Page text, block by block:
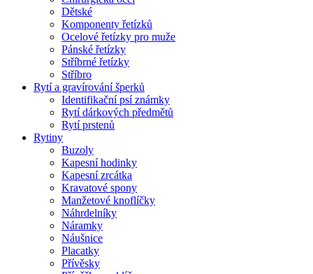
Dětské
Komponenty řetízků
Ocelové řetízky pro muže
Pánské řetízky
Stříbrné řetízky
Stříbro
Rytí a gravírování šperků
Identifikační psí známky
Rytí dárkových předmětů
Rytí prstenů
Rytiny
Buzoly
Kapesní hodinky
Kapesní zrcátka
Kravatové spony
Manžetové knoflíčky
Náhrdelníky
Náramky
Náušnice
Placatky
Přívěsky